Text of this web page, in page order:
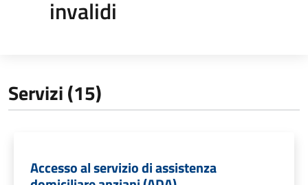
invalidi
Servizi (15)
Accesso al servizio di assistenza